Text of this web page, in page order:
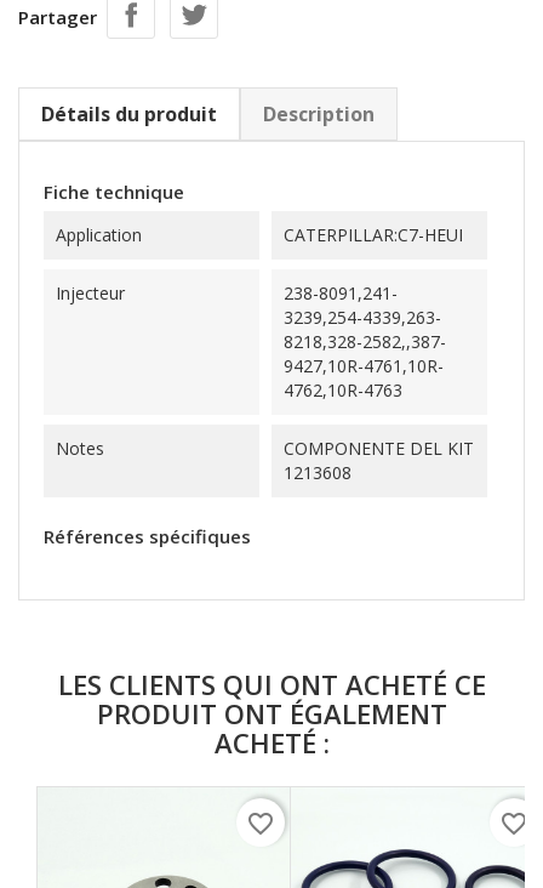
Partager
Détails du produit Description
Fiche technique
Application CATERPILLAR:C7-HEUI
Injecteur
238-8091,241-
3239,254-4339,263-
8218,328-2582,,387-
9427,10R-4761,10R-
4762,10R-4763
Notes
COMPONENTE DEL KIT
1213608
Références spécifiques
LES CLIENTS QUI ONT ACHETÉ CE
PRODUIT ONT ÉGALEMENT
ACHETÉ :
favorite_border favorite_border